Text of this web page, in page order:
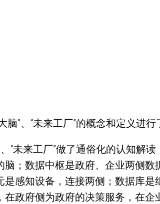
”、“未来工厂”的概念和定义进行
“未来工厂”做了通俗化的认知解
；数据中枢是政府、企业两侧数
感知设备，连接两侧；数据库
政府侧为政府的决策服务，在